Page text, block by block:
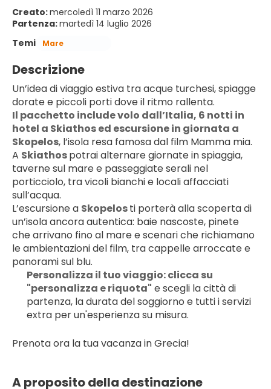
Creato:mercoledì 11 marzo 2026
Partenza:martedì 14 luglio 2026
Temi
Mare
Descrizione
Un’idea di viaggio estiva tra acque turchesi, spiagge
dorate e piccoli porti dove il ritmo rallenta.
Il pacchetto include volo dall’Italia, 6 notti in
hotel a Skiathos ed escursione in giornata a
Skopelos, l’isola resa famosa dal film Mamma mia.
A Skiathos potrai alternare giornate in spiaggia,
taverne sul mare e passeggiate serali nel
porticciolo, tra vicoli bianchi e locali affacciati
sull’acqua.
L’escursione a Skopelos ti porterà alla scoperta di
un’isola ancora autentica: baie nascoste, pinete
che arrivano fino al mare e scenari che richiamano
le ambientazioni del film, tra cappelle arroccate e
panorami sul blu.
Personalizza il tuo viaggio: clicca su
"personalizza e riquota" e scegli la città di
partenza, la durata del soggiorno e tutti i servizi
extra per un'esperienza su misura.
Prenota ora la tua vacanza in Grecia!
A proposito della destinazione